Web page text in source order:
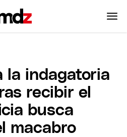
la indagatoria
recibir el
busca
macabro